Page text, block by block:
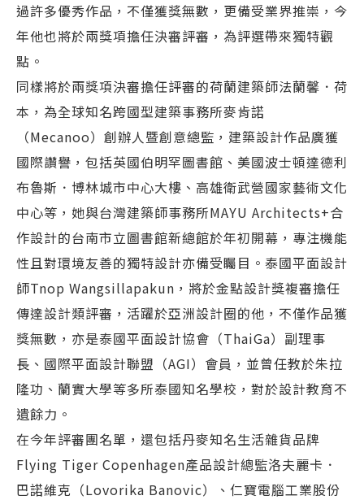
過許多優秀作品，不僅獲獎無數，更備受業界推崇，今
年他也將於兩獎項擔任決審評審，為評選帶來獨特觀
點。
同樣將於兩獎項決審擔任評審的荷蘭建築師法蘭馨．荷
本，為全球知名跨國型建築事務所麥肯諾
（Mecanoo）創辦人暨創意總監，建築設計作品廣獲
國際讚譽，包括英國伯明罕圖書館、美國波士頓達德利
布魯斯．博林城市中心大樓、高雄衛武營國家藝術文化
中心等，她與台灣建築師事務所MAYU Architects+合
作設計的台南市立圖書館新總館於年初開幕，專注機能
性且對環境友善的獨特設計亦備受矚目。泰國平面設計
師Tnop Wangsillapakun，將於金點設計獎複審擔任
傳達設計類評審，活躍於亞洲設計圈的他，不僅作品獲
獎無數，亦是泰國平面設計協會（ThaiGa）副理事
長、國際平面設計聯盟（AGI）會員，並曾任教於朱拉
隆功、蘭實大學等多所泰國知名學校，對於設計教育不
遺餘力。
在今年評審團名單，還包括丹麥知名生活雜貨品牌
Flying Tiger Copenhagen產品設計總監洛夫麗卡．
巴諾維克（Lovorika Banovic）、仁寶電腦工業股份